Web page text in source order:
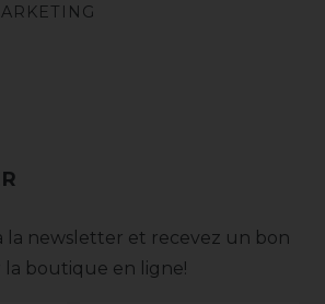
la newsletter et recevez un bon
la boutique en ligne!